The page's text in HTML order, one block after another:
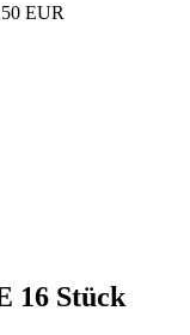
EUR
16 Stück